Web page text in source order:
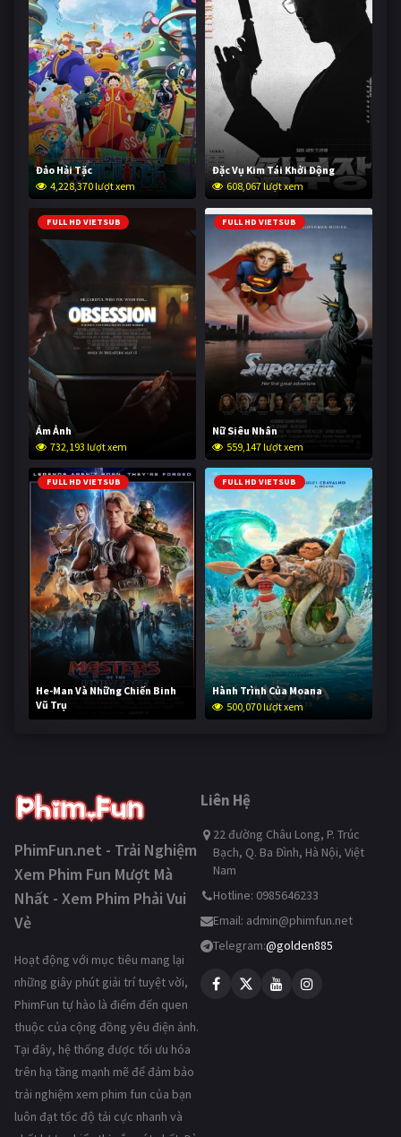
Đảo Hải Tặc
4,228,370 lượt xem
Đặc Vụ Kim Tái Khởi Động
608,067 lượt xem
FULL HD VIETSUB
Ám Ảnh
732,193 lượt xem
FULL HD VIETSUB
Nữ Siêu Nhân
559,147 lượt xem
FULL HD VIETSUB
He-Man Và Những Chiến Binh
Vũ Trụ
249,594 lượt xem
FULL HD VIETSUB
Hành Trình Của Moana
500,070 lượt xem
PhimFun.net - Trải Nghiệm
Xem Phim Fun Mượt Mà
Nhất - Xem Phim Phải Vui
Vẻ
Hoạt động với mục tiêu mang lại
những giây phút giải trí tuyệt vời,
PhimFun tự hào là điểm đến quen
thuộc của cộng đồng yêu điện ảnh.
Tại đây, hệ thống được tối ưu hóa
trên hạ tầng mạnh mẽ để đảm bảo
trải nghiệm xem phim fun của bạn
luôn đạt tốc độ tải cực nhanh và
Liên Hệ
22 đường Châu Long, P. Trúc
Bạch, Q. Ba Đình, Hà Nội, Việt
Nam
Hotline: 0985646233
Email: admin@phimfun.net
Telegram:@golden885